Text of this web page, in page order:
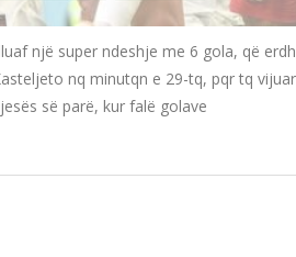
një super ndeshje me 6 gola, që
nq minutqn e 29-tq, pqr tq
së parë, kur falë golave